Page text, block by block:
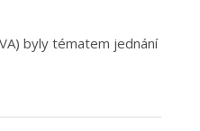
byly tématem jednání